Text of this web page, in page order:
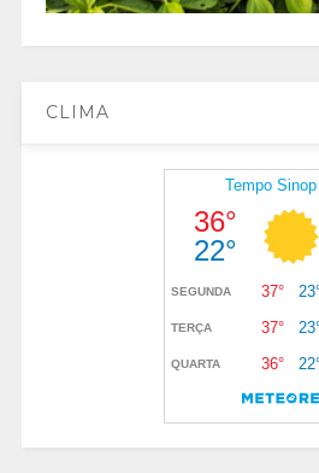
CLIMA